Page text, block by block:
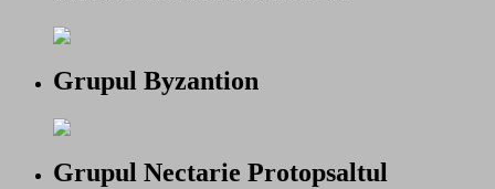
Grupul Byzantion
Grupul Nectarie Protopsaltul